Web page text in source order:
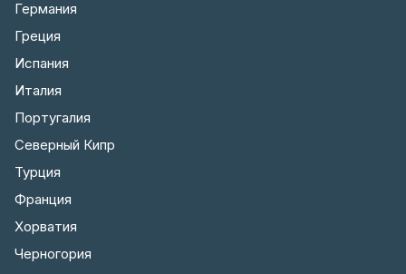
Германия
Греция
Испания
Италия
Португалия
Северный Кипр
Турция
Франция
Хорватия
Черногория